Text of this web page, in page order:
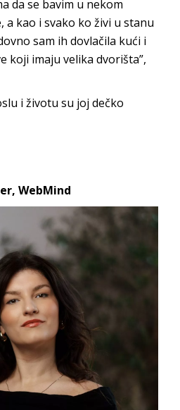
da se bavim u nekom
a kao i svako ko živi u stanu
sam ih dovlačila kući i
koji imaju velika dvorišta”,
i životu su joj dečko
WebMind